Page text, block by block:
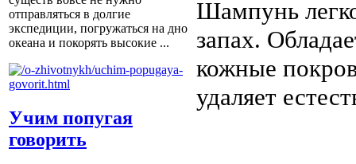
отправляться в долгие
экспедиции, погружаться на дно
океана и покорять высокие ...
Учим попугая
говорить
Шампунь
запах.
кожные
удаляет